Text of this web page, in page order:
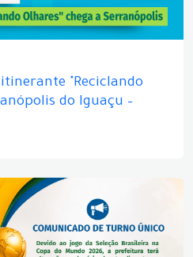
"Reciclando
do Iguaçu –